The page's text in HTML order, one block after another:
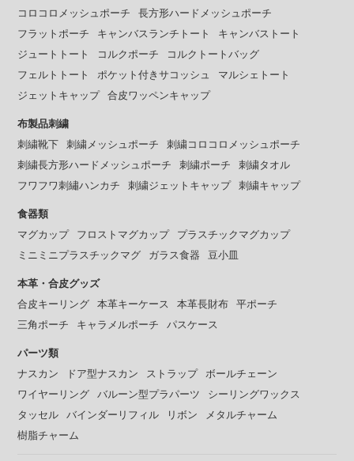
コロコロメッシュポーチ
長方形ハードメッシュポーチ
フラットポーチ
キャンバスランチトート
キャンバストート
ジュートトート
コルクポーチ
コルクトートバッグ
フェルトトート
ポケット付きサコッシュ
マルシェトート
ジェットキャップ
合皮ワッペンキャップ
布製品刺繍
刺繍靴下
刺繍メッシュポーチ
刺繍コロコロメッシュポーチ
刺繍長方形ハードメッシュポーチ
刺繍ポーチ
刺繍タオル
フワフワ刺繡ハンカチ
刺繍ジェットキャップ 刺繍キャップ
食器類
マグカップ
フロストマグカップ
プラスチックマグカップ
ミニミニプラスチックマグ
ガラス食器 豆小皿
本革・合皮グッズ
合皮キーリング
本革キーケース 本革長財布
平ポーチ
三角ポーチ
キャラメルポーチ パスケース
パーツ類
ナスカン
ドア型ナスカン ストラップ
ボールチェーン
ワイヤーリング
バルーン型プラパーツ
シーリングワックス
タッセル
バインダーリフィル リボン
メタルチャーム
樹脂チャーム